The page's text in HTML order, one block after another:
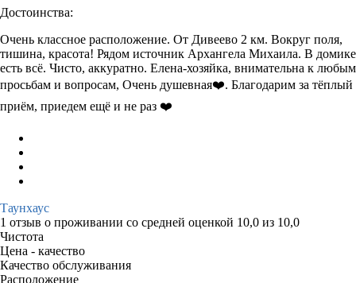
Достоинства:
Очень классное расположение. От Дивеево 2 км. Вокруг поля,
тишина, красота! Рядом источник Архангела Михаила. В домике
есть всё. Чисто, аккуратно. Елена-хозяйка, внимательна к любым
просьбам и вопросам, Очень душевная❤️. Благодарим за тёплый
приём, приедем ещё и не раз ❤️
Таунхаус
1 отзыв о проживании со средней оценкой 10,0 из 10,0
Чистота
Цена - качество
Качество обслуживания
Расположение